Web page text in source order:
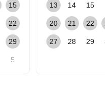
15
22
29
5
13 14 15
20 21 22
27 28 29